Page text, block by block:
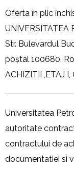
Oferta în plic
UNIVERSITATEA
Str. Bulevardul
poștal 100680,
ACHIZITII ,ETAJ I,
Universitatea
autoritate
contractului de
documentatiei si